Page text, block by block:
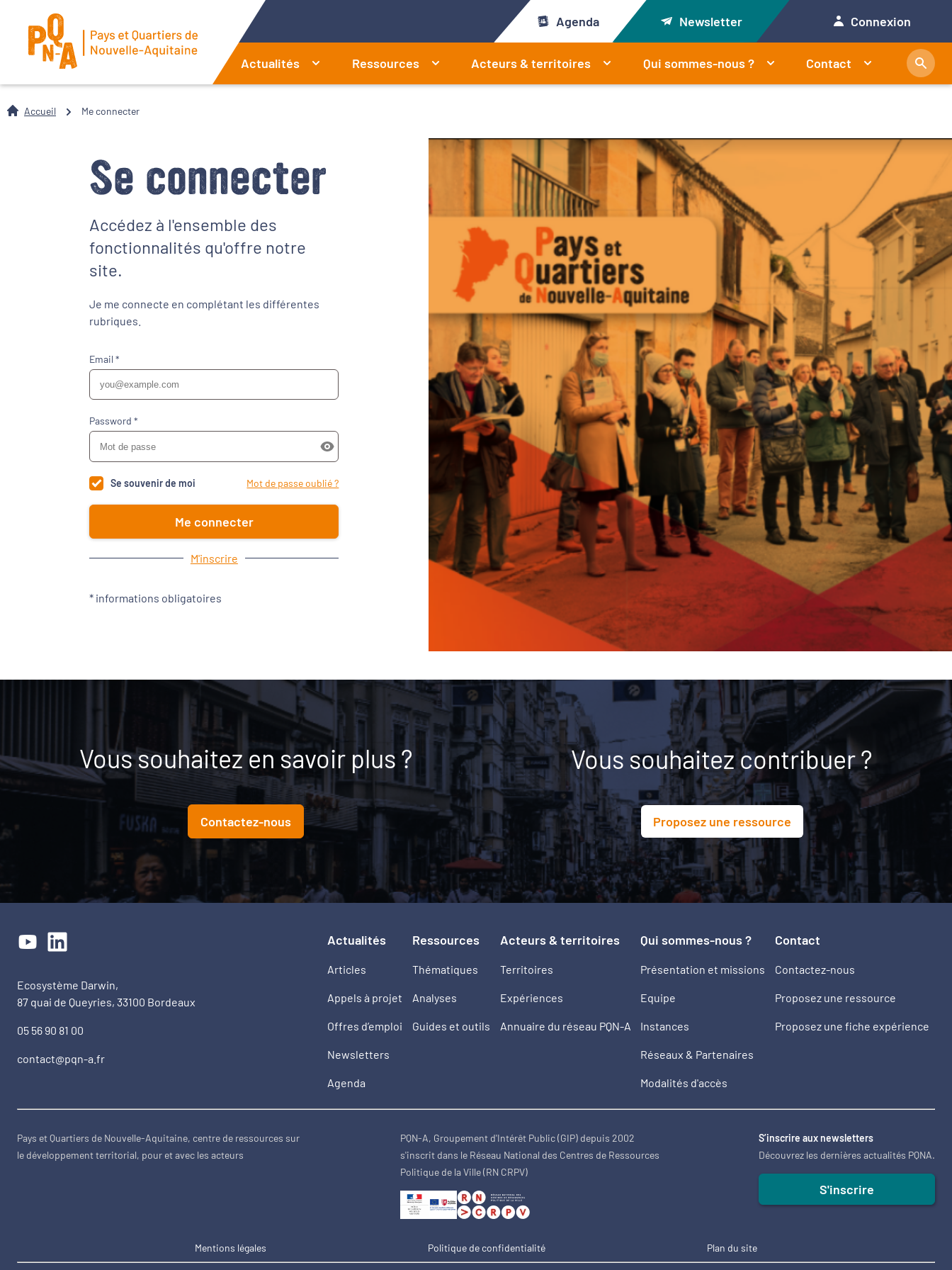
Agenda Newsletter Connexion
Actualités Ressources Acteurs & territoires Qui sommes-nous ? Contact
Accueil Me connecter
Se connecter
Accédez à l'ensemble des
fonctionnalités qu'offre notre
site.
Je me connecte en complétant les différentes
rubriques.
Email *
Password *
Se souvenir de moi Mot de passe oublié ?
Me connecter
M'inscrire
* informations obligatoires
Vous souhaitez en savoir plus ?
Contactez-nous
Vous souhaitez contribuer ?
Proposez une ressource
Ecosystème Darwin,
87 quai de Queyries, 33100 Bordeaux
05 56 90 81 00
contact@pqn-a.fr
Actualités
Articles
Appels à projet
Offres d’emploi
Newsletters
Agenda
Ressources
Thématiques
Analyses
Guides et outils
Acteurs & territoires
Territoires
Expériences
Annuaire du réseau PQN-A
Qui sommes-nous ?
Présentation et missions
Equipe
Instances
Réseaux & Partenaires
Modalités d'accès
Contact
Contactez-nous
Proposez une ressource
Proposez une fiche expérience
Pays et Quartiers de Nouvelle-Aquitaine, centre de ressources sur
le développement territorial, pour et avec les acteurs
PQN-A, Groupement d'Intérêt Public (GIP) depuis 2002
s'inscrit dans le Réseau National des Centres de Ressources
Politique de la Ville (RN CRPV)
S’inscrire aux newsletters
Découvrez les dernières actualités PQNA.
S'inscrire
Mentions légales Politique de confidentialité Plan du site